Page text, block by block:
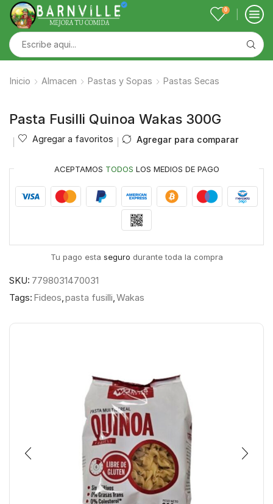
0
Inicio Almacen Pastas y Sopas Pastas Secas
Pasta Fusilli Quinoa Wakas 300G
Agregar a favoritos Agregar para comparar
ACEPTAMOS TODOS LOS MEDIOS DE PAGO
Tu pago esta seguro durante toda la compra
SKU: 7798031470031
Tags: Fideos,pasta fusilli,Wakas